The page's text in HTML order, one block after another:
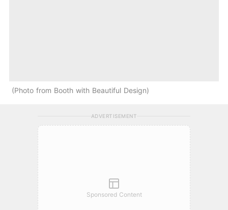
Photo from Booth with Beautiful Design
ADVERTISEMENT
Sponsored Content